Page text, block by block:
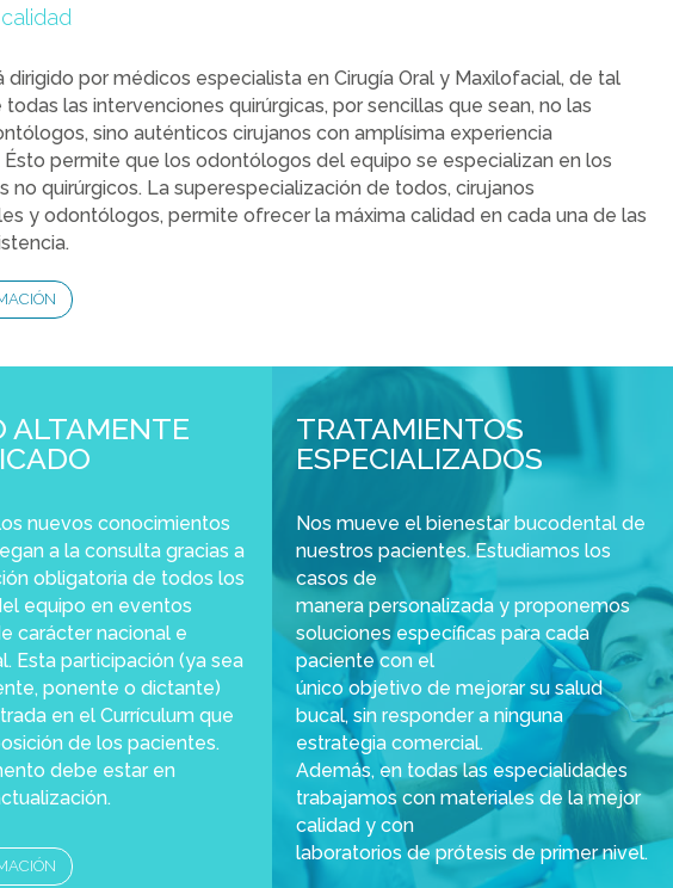
dirigido por médicos especialista en Cirugía Oral y Maxilofacial, de tal
las intervenciones quirúrgicas, por sencillas que sean, no las
sino auténticos cirujanos con amplísima experiencia
Ésto permite que los odontólogos del equipo se especializan en los
no quirúrgicos. La superespecialización de todos, cirujanos
y odontólogos, permite ofrecer la máxima calidad en cada una de las
ALTAMENTE
nuevos conocimientos
a la consulta gracias a
obligatoria de todos los
equipo en eventos
carácter nacional e
Esta participación (ya sea
ponente o dictante)
en el Currículum que
de los pacientes.
debe estar en
TRATAMIENTOS
ESPECIALIZADOS
Nos mueve el bienestar bucodental de
nuestros pacientes. Estudiamos los
casos de
manera personalizada y proponemos
soluciones específicas para cada
paciente con el
único objetivo de mejorar su salud
bucal, sin responder a ninguna
estrategia comercial.
Además, en todas las especialidades
trabajamos con materiales de la mejor
calidad y con
laboratorios de prótesis de primer nivel.